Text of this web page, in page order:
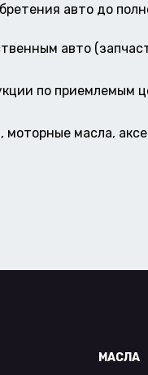
авто до
авто
по приемлемым
масла,
МАСЛА